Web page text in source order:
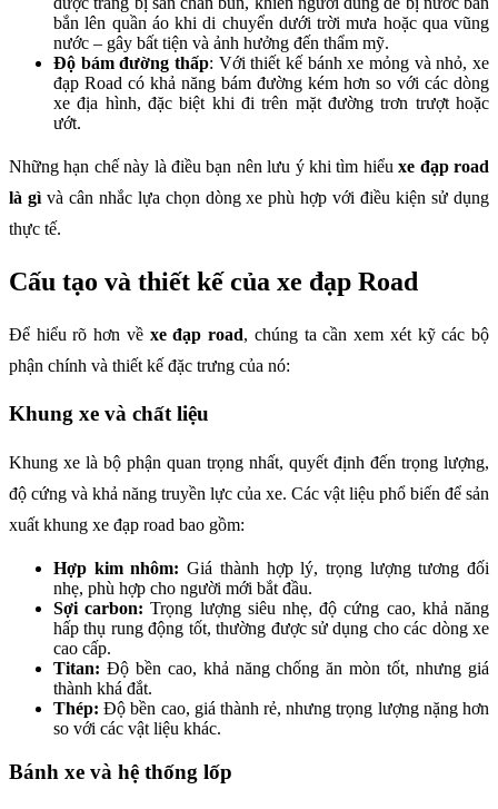
bắn lên quần áo khi di chuyển dưới trời mưa hoặc qua vũng
nước – gây bất tiện và ảnh hưởng đến thẩm mỹ.
Độ bám đường thấp: Với thiết kế bánh xe mỏng và nhỏ, xe
đạp Road có khả năng bám đường kém hơn so với các dòng
xe địa hình, đặc biệt khi đi trên mặt đường trơn trượt hoặc
ướt.
Những hạn chế này là điều bạn nên lưu ý khi tìm hiểuxe đạp road
là gìvà cân nhắc lựa chọn dòng xe phù hợp với điều kiện sử dụng
thực tế.
Cấu tạo và thiết kế của xe đạp Road
Để hiểu rõ hơn về xe đạp road, chúng ta cần xem xét kỹ các bộ
phận chính và thiết kế đặc trưng của nó:
Khung xe và chất liệu
Khung xe là bộ phận quan trọng nhất, quyết định đến trọng lượng,
độ cứng và khả năng truyền lực của xe. Các vật liệu phổ biến để sản
xuất khung xe đạp road bao gồm:
Hợp kim nhôm: Giá thành hợp lý, trọng lượng tương đối
nhẹ, phù hợp cho người mới bắt đầu.
Sợi carbon: Trọng lượng siêu nhẹ, độ cứng cao, khả năng
hấp thụ rung động tốt, thường được sử dụng cho các dòng xe
cao cấp.
Titan: Độ bền cao, khả năng chống ăn mòn tốt, nhưng giá
thành khá đắt.
Thép: Độ bền cao, giá thành rẻ, nhưng trọng lượng nặng hơn
so với các vật liệu khác.
Bánh xe và hệ thống lốp